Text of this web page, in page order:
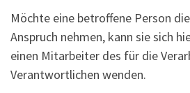
Möchte eine betroffene Person
Anspruch nehmen, kann sie sich
einen Mitarbeiter des für die
Verantwortlichen wenden.